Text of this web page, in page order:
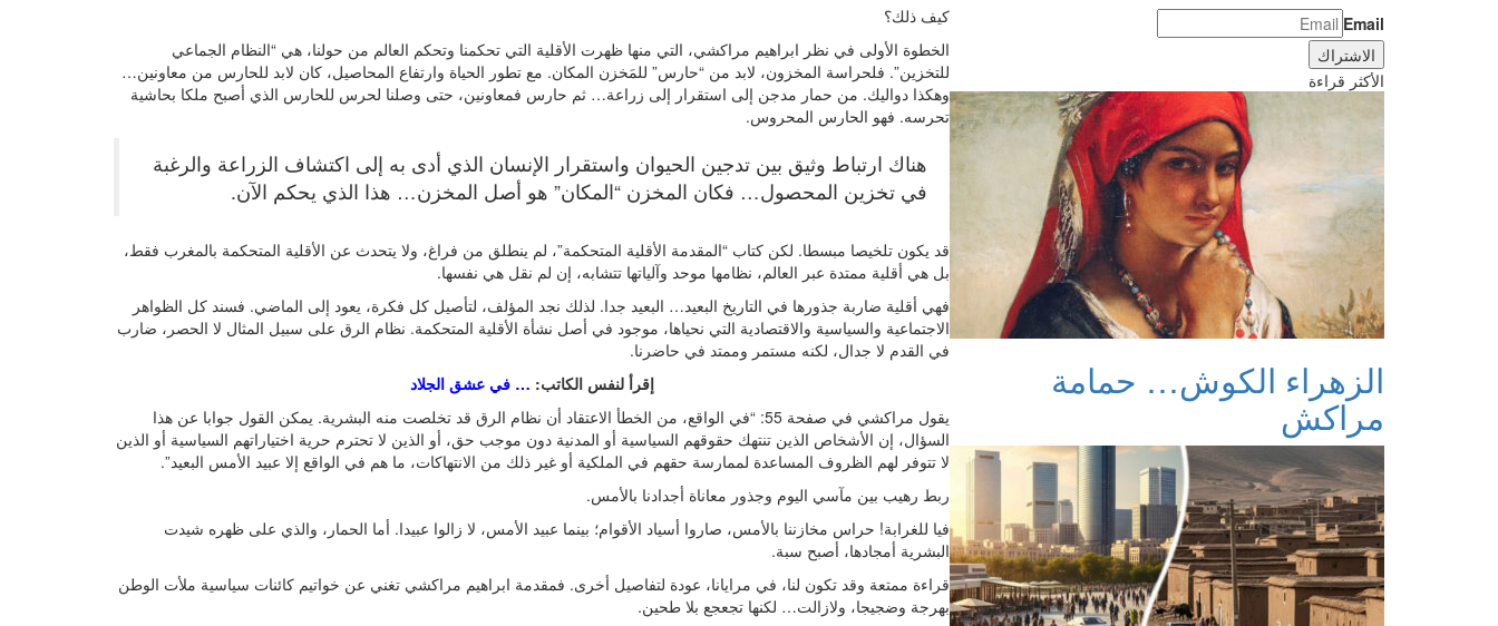
كيف ذلك؟
الخطوة الأولى في نظر ابراهيم مراكشي، التي منها ظهرت الأقلية التي تحكمنا وتحكم العالم من حولنا، هي “النظام الجماعي
للتخزين”. فلحراسة المخزون، لابد من “حارس” للمَخزن المكان. مع تطور الحياة وارتفاع المحاصيل، كان لابد للحارس من معاونين…
وهكذا دواليك. من حمار مدجن إلى استقرار إلى زراعة… ثم حارس فمعاونين، حتى وصلنا لحرس للحارس الذي أصبح ملكا بحاشية
تحرسه. فهو الحارس المحروس.
هناك ارتباط وثيق بين تدجين الحيوان واستقرار الإنسان الذي أدى به إلى اكتشاف الزراعة والرغبة
في تخزين المحصول… فكان المخزن “المكان” هو أصل المخزن… هذا الذي يحكم الآن.
قد يكون تلخيصا مبسطا. لكن كتاب “المقدمة الأقلية المتحكمة”، لم ينطلق من فراغ، ولا يتحدث عن الأقلية المتحكمة بالمغرب فقط،
بل هي أقلية ممتدة عبر العالم، نظامها موحد وآلياتها تتشابه، إن لم نقل هي نفسها.
فهي أقلية ضاربة جذورها في التاريخ البعيد… البعيد جدا. لذلك نجد المؤلف، لتأصيل كل فكرة، يعود إلى الماضي. فسند كل الظواهر
الاجتماعية والسياسية والاقتصادية التي نحياها، موجود في أصل نشأة الأقلية المتحكمة. نظام الرق على سبيل المثال لا الحصر، ضارب
في القدم لا جدال، لكنه مستمر وممتد في حاضرنا.
إقرأ لنفس الكاتب: … في عشق الجلاد
يقول مراكشي في صفحة 55: “في الواقع، من الخطأ الاعتقاد أن نظام الرق قد تخلصت منه البشرية. يمكن القول جوابا عن هذا
السؤال، إن الأشخاص الذين تنتهك حقوقهم السياسية أو المدنية دون موجب حق، أو الذين لا تحترم حرية اختياراتهم السياسية أو الذين
لا تتوفر لهم الظروف المساعدة لممارسة حقهم في الملكية أو غير ذلك من الانتهاكات، ما هم في الواقع إلا عبيد الأمس البعيد”.
ربط رهيب بين مآسي اليوم وجذور معاناة أجدادنا بالأمس.
فيا للغرابة! حراس مخازننا بالأمس، صاروا أسياد الأقوام؛ بينما عبيد الأمس، لا زالوا عبيدا. أما الحمار، والذي على ظهره شيدت
البشرية أمجادها، أصبح سبة.
قراءة ممتعة وقد تكون لنا، في مرايانا، عودة لتفاصيل أخرى. فمقدمة ابراهيم مراكشي تغني عن خواتيم كائنات سياسية ملأت الوطن
بهرجة وضجيجا، ولازالت… لكنها تجعجع بلا طحين.
Email
الأكثر قراءة
الزهراء الكوش… حمامة
مراكش